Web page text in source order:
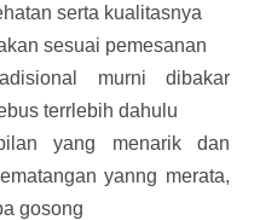
serta kualitasnya
sesuai pemesanan
murni dibakar
terrlebih dahulu
yang menarik dan
yanng merata,
gosong